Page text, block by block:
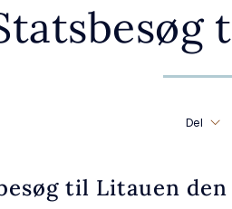
Del
til Litauen